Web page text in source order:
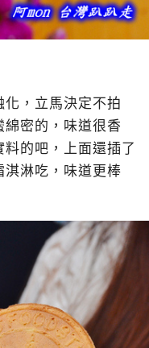
化，立馬決定不拍
密的，味道很香
的吧，上面還插了
淇淋吃，味道更棒